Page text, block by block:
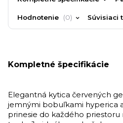
Hodnotenie 0 Súvisiaci
Kompletné špecifikácie
Elegantná kytica červených
jemnými bobuľkami hyperica
prinesie do každého priestoru